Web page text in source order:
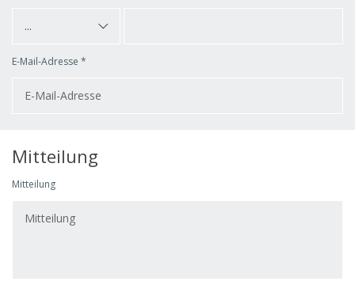
...
E-Mail-Adresse *
Mitteilung
Mitteilung